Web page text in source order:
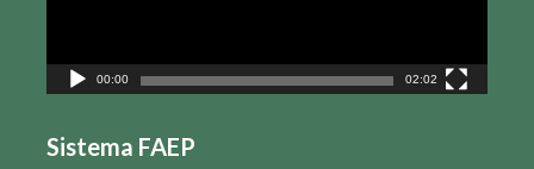
00:00 02:02
Sistema FAEP